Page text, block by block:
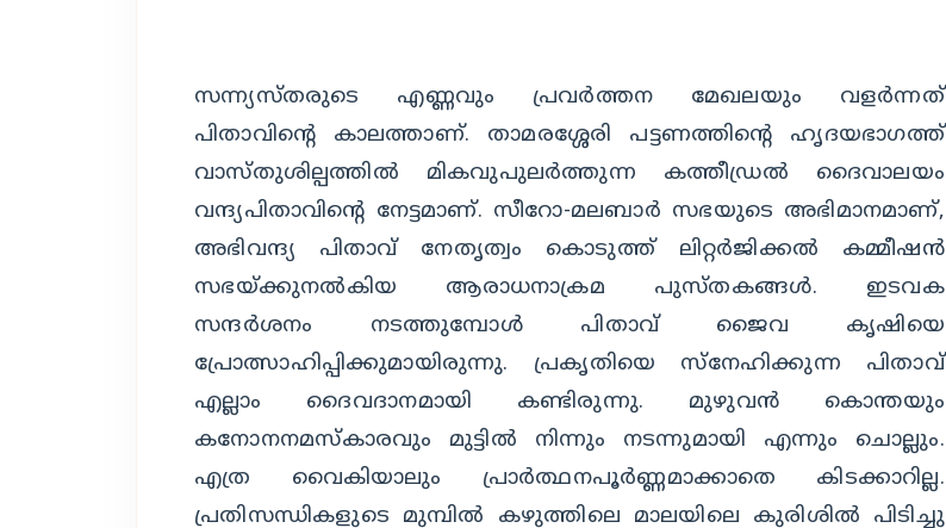
സന്ന്യസ്തരുടെ എണ്ണവും പ്രവര്‍ത്തന മേഖലയും വളര്‍ന്നത്
പിതാവിന്റെ കാലത്താണ്. താമരശ്ശേരി പട്ടണത്തിന്റെ ഹൃദയഭാഗത്ത്
വാസ്തുശില്പത്തില്‍ മികവുപുലര്‍ത്തുന്ന കത്തീഡ്രല്‍ ദൈവാലയം
വന്ദ്യപിതാവിന്റെ നേട്ടമാണ്. സീറോ-മലബാര്‍ സഭയുടെ അഭിമാനമാണ്,
അഭിവന്ദ്യ പിതാവ് നേതൃത്വം കൊടുത്ത് ലിറ്റര്‍ജിക്കല്‍ കമ്മീഷന്‍
സഭയ്ക്കുനല്‍കിയ ആരാധനാക്രമ പുസ്തകങ്ങള്‍. ഇടവക
സന്ദര്‍ശനം നടത്തുമ്പോള്‍ പിതാവ് ജൈവ കൃഷിയെ
പ്രോത്സാഹിപ്പിക്കുമായിരുന്നു. പ്രകൃതിയെ സ്‌നേഹിക്കുന്ന പിതാവ്
എല്ലാം ദൈവദാനമായി കണ്ടിരുന്നു. മുഴുവന്‍ കൊന്തയും
കനോനനമസ്‌കാരവും മുട്ടില്‍ നിന്നും നടന്നുമായി എന്നും ചൊല്ലും.
എത്ര വൈകിയാലും പ്രാര്‍ത്ഥനപൂര്‍ണ്ണമാക്കാതെ കിടക്കാറില്ല.
പ്രതിസന്ധികളുടെ മുമ്പില്‍ കഴുത്തിലെ മാലയിലെ കുരിശില്‍ പിടിച്ചു